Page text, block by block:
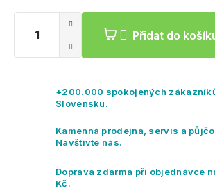
Přidat do
+200.000 spokojených
Slovensku.
Kamenná prodejna, servis a
Navštivte nás.
Doprava zdarma při objednávce
Kč.